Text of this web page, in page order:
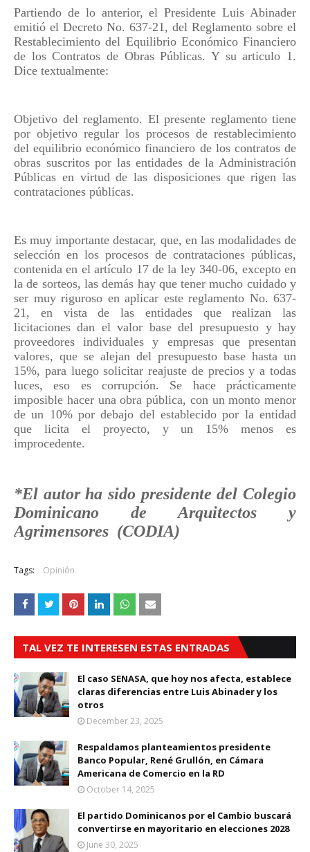
Partiendo de lo anterior, el Presidente Luis Abinader
emitió el Decreto No. 637-21, del Reglamento sobre el
Restablecimiento del Equilibrio Económico Financiero
de los Contratos de Obras Públicas. Y su articulo 1.
Dice textualmente:
Objetivo del reglamento. El presente reglamento tiene
por objetivo regular los procesos de restablecimiento
del equilibrio económico financiero de los contratos de
obras suscritos por las entidades de la Administración
Públicas en virtud de las disposiciones que rigen las
contrataciones públicas.
Es muy importante destacar, que, en las modalidades de
selección en los procesos de contrataciones públicas,
contenida en el artículo 17 de la ley 340-06, excepto en
la de sorteos, las demás hay que tener mucho cuidado y
ser muy riguroso en aplicar este reglamento No. 637-
21, en vista de las entidades que realizan las
licitaciones dan el valor base del presupuesto y hay
proveedores individuales y empresas que presentan
valores, que se alejan del presupuesto base hasta un
15%, para luego solicitar reajuste de precios y a todas
luces, eso es corrupción. Se hace prácticamente
imposible hacer una obra pública, con un monto menor
de un 10% por debajo del establecido por la entidad
que licita el proyecto, y un 15% menos es
improcedente.
*El autor ha sido presidente del Colegio
Dominicano de Arquitectos y
Agrimensores (CODIA)
Tags: Opinión
TAL VEZ TE INTERESEN ESTAS ENTRADAS
El caso SENASA, que hoy nos afecta, establece
claras diferencias entre Luis Abinader y los
otros
December 23, 2025
Respaldamos planteamientos presidente
Banco Popular, René Grullón, en Cámara
Americana de Comercio en la RD
October 14, 2025
El partido Dominicanos por el Cambio buscará
convertirse en mayoritario en elecciones 2028
June 30, 2025